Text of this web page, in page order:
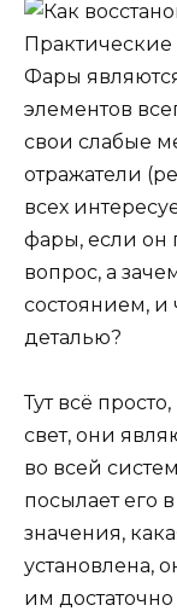
Фары
элементов
свои слабые
отражатели
всех
фары, если он
вопрос, а
состоянием, и
деталью?
Тут всё
свет, они
во всей
посылает его
значения,
установлена,
им